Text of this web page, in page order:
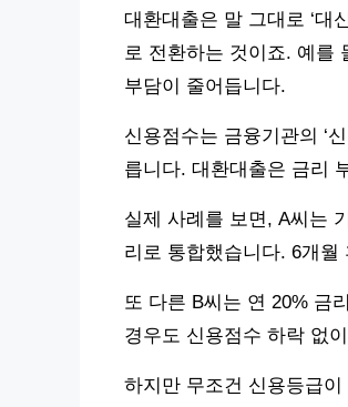
대환대출은 말 그대로 ‘대
로 전환하는 것이죠. 예를
부담이 줄어듭니다.
신용점수는 금융기관의 ‘
릅니다. 대환대출은 금리
실제 사례를 보면, A씨는
리로 통합했습니다. 6개월
또 다른 B씨는 연 20% 금
경우도 신용점수 하락 없
하지만 무조건 신용등급